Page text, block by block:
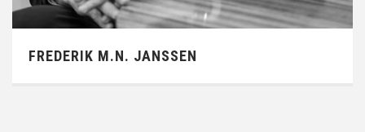
FREDERIK M.N. JANSSEN